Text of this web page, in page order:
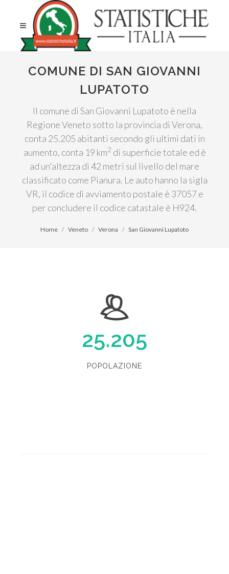
COMUNE DI SAN GIOVANNI
LUPATOTO
Il comune di San Giovanni Lupatoto è nella
Regione Veneto sotto la provincia di Verona,
conta 25.205 abitanti secondo gli ultimi dati in
aumento, conta 19 km2 di superficie totale ed è
ad un'altezza di 42 metri sul livello del mare
classificato come Pianura. Le auto hanno la sigla
VR, il codice di avviamento postale è 37057 e
per concludere il codice catastale è H924.
Home Veneto Verona San Giovanni Lupatoto
25.205
POPOLAZIONE